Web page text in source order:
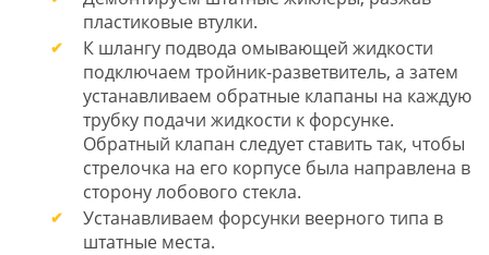
пластиковые втулки.
К шлангу подвода омывающей жидкости
подключаем тройник-разветвитель, а затем
устанавливаем обратные клапаны на каждую
трубку подачи жидкости к форсунке.
Обратный клапан следует ставить так, чтобы
стрелочка на его корпусе была направлена в
сторону лобового стекла.
Устанавливаем форсунки веерного типа в
штатные места.